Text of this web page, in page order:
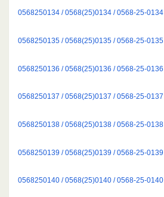
0568250134 / 0568(25)0134 / 0568-25-0134
0568250135 / 0568(25)0135 / 0568-25-0135
0568250136 / 0568(25)0136 / 0568-25-0136
0568250137 / 0568(25)0137 / 0568-25-0137
0568250138 / 0568(25)0138 / 0568-25-0138
0568250139 / 0568(25)0139 / 0568-25-0139
0568250140 / 0568(25)0140 / 0568-25-0140